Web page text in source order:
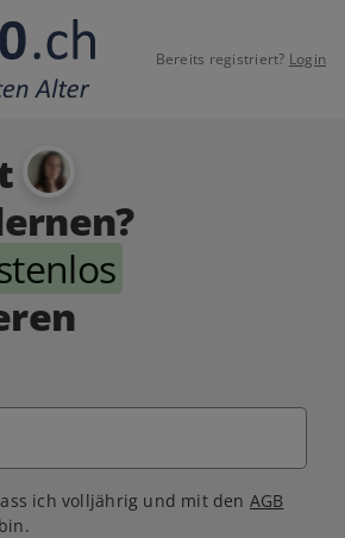
Bereits registriert? Login
ich volljährig und mit den AGB